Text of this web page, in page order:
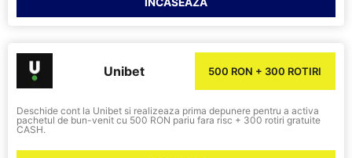
Unibet 500 RON + 300 ROTIRI
Deschide cont la Unibet si realizeaza prima depunere pentru a activa
pachetul de bun-venit cu 500 RON pariu fara risc + 300 rotiri gratuite
CASH.